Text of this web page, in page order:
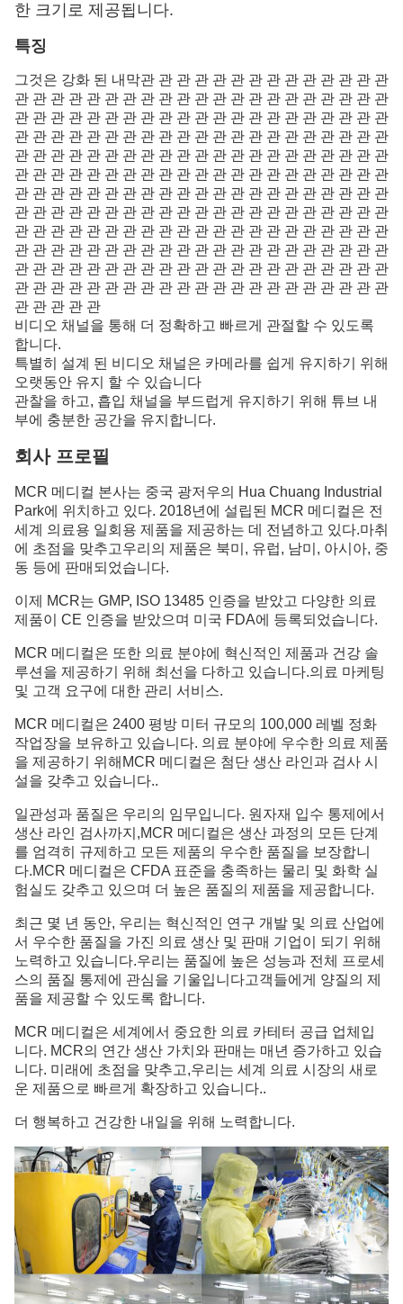
한 크기로 제공됩니다.
특징
그것은 강화 된 내막관 관 관 관 관 관 관 관 관 관 관 관 관 관
관 관 관 관 관 관 관 관 관 관 관 관 관 관 관 관 관 관 관 관 관
관 관 관 관 관 관 관 관 관 관 관 관 관 관 관 관 관 관 관 관 관
관 관 관 관 관 관 관 관 관 관 관 관 관 관 관 관 관 관 관 관 관
관 관 관 관 관 관 관 관 관 관 관 관 관 관 관 관 관 관 관 관 관
관 관 관 관 관 관 관 관 관 관 관 관 관 관 관 관 관 관 관 관 관
관 관 관 관 관 관 관 관 관 관 관 관 관 관 관 관 관 관 관 관 관
관 관 관 관 관 관 관 관 관 관 관 관 관 관 관 관 관 관 관 관 관
관 관 관 관 관 관 관 관 관 관 관 관 관 관 관 관 관 관 관 관 관
관 관 관 관 관 관 관 관 관 관 관 관 관 관 관 관 관 관 관 관 관
관 관 관 관 관 관 관 관 관 관 관 관 관 관 관 관 관 관 관 관 관
관 관 관 관 관 관 관 관 관 관 관 관 관 관 관 관 관 관 관 관 관
관 관 관 관 관
비디오 채널을 통해 더 정확하고 빠르게 관절할 수 있도록
합니다.
특별히 설계 된 비디오 채널은 카메라를 쉽게 유지하기 위해
오랫동안 유지 할 수 있습니다
관찰을 하고, 흡입 채널을 부드럽게 유지하기 위해 튜브 내
부에 충분한 공간을 유지합니다.
회사 프로필
MCR 메디컬 본사는 중국 광저우의 Hua Chuang Industrial
Park에 위치하고 있다. 2018년에 설립된 MCR 메디컬은 전
세계 의료용 일회용 제품을 제공하는 데 전념하고 있다.마취
에 초점을 맞추고우리의 제품은 북미, 유럽, 남미, 아시아, 중
동 등에 판매되었습니다.
이제 MCR는 GMP, ISO 13485 인증을 받았고 다양한 의료
제품이 CE 인증을 받았으며 미국 FDA에 등록되었습니다.
MCR 메디컬은 또한 의료 분야에 혁신적인 제품과 건강 솔
루션을 제공하기 위해 최선을 다하고 있습니다.의료 마케팅
및 고객 요구에 대한 관리 서비스.
MCR 메디컬은 2400 평방 미터 규모의 100,000 레벨 정화
작업장을 보유하고 있습니다. 의료 분야에 우수한 의료 제품
을 제공하기 위해MCR 메디컬은 첨단 생산 라인과 검사 시
설을 갖추고 있습니다..
일관성과 품질은 우리의 임무입니다. 원자재 입수 통제에서
생산 라인 검사까지,MCR 메디컬은 생산 과정의 모든 단계
를 엄격히 규제하고 모든 제품의 우수한 품질을 보장합니
다.MCR 메디컬은 CFDA 표준을 충족하는 물리 및 화학 실
험실도 갖추고 있으며 더 높은 품질의 제품을 제공합니다.
최근 몇 년 동안, 우리는 혁신적인 연구 개발 및 의료 산업에
서 우수한 품질을 가진 의료 생산 및 판매 기업이 되기 위해
노력하고 있습니다.우리는 품질에 높은 성능과 전체 프로세
스의 품질 통제에 관심을 기울입니다고객들에게 양질의 제
품을 제공할 수 있도록 합니다.
MCR 메디컬은 세계에서 중요한 의료 카테터 공급 업체입
니다. MCR의 연간 생산 가치와 판매는 매년 증가하고 있습
니다. 미래에 초점을 맞추고,우리는 세계 의료 시장의 새로
운 제품으로 빠르게 확장하고 있습니다..
더 행복하고 건강한 내일을 위해 노력합니다.